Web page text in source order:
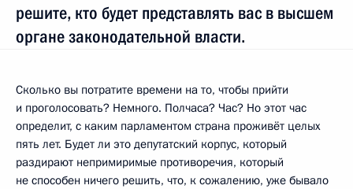
решите, кто будет представлять вас в высшем
органе законодательной власти.
Сколько вы потратите времени на то, чтобы прийти
и проголосовать? Немного. Полчаса? Час? Но этот час
определит, с каким парламентом страна проживёт целых
пять лет. Будет ли это депутатский корпус, который
раздирают непримиримые противоречия, который
не способен ничего решить, что, к сожалению, уже бывало